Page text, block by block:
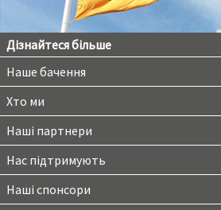
Дізнайтеся більше
Наше бачення
Хто ми
Наші партнери
Нас підтримують
Наші спонсори